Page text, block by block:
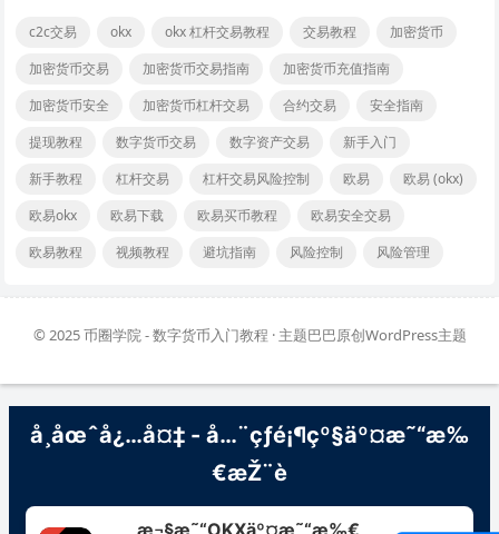
c2c交易 okx okx 杠杆交易教程 交易教程
加密货币
加密货币交易
加密货币交易指南
加密货币充值指南
加密货币安全
加密货币杠杆交易 合约交易
安全指南
提现教程
数字货币交易 数字资产交易
新手入门
新手教程
杠杆交易 杠杆交易风险控制 欧易
欧易 (okx)
欧易okx
欧易下载 欧易买币教程
欧易安全交易
欧易教程
视频教程 避坑指南 风险控制 风险管理
© 2025币圈学院 - 数字货币入门教程 · 主题巴巴原创WordPress主题